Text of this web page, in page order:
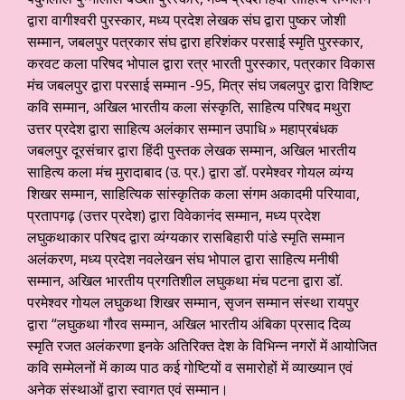
द्वारा वागीश्वरी पुरस्कार, मध्य प्रदेश लेखक संघ द्वारा पुष्कर जोशी
सम्मान, जबलपुर पत्रकार संघ द्वारा हरिशंकर परसाई स्मृति पुरस्कार,
करवट कला परिषद भोपाल द्वारा रत्र भारती पुरस्कार, पत्रकार विकास
मंच जबलपुर द्वारा परसाई सम्मान -95, मित्र संघ जबलपुर द्वारा विशिष्ट
कवि सम्मान, अखिल भारतीय कला संस्कृति, साहित्य परिषद मथुरा
उत्तर प्रदेश द्वारा साहित्य अलंकार सम्मान उपाधि » महाप्रबंधक
जबलपुर दूरसंचार द्वारा हिंदी पुस्तक लेखक सम्मान, अखिल भारतीय
साहित्य कला मंच मुरादाबाद (उ. प्र.) द्वारा डॉ. परमेश्वर गोयल व्यंग्य
शिखर सम्मान, साहित्यिक सांस्कृतिक कला संगम अकादमी परियावा,
प्रतापगढ़ (उत्तर प्रदेश) द्वारा विवेकानंद सम्मान, मध्य प्रदेश
लघुकथाकार परिषद द्वारा व्यंग्यकार रासबिहारी पांडे स्मृति सम्मान
अलंकरण, मध्य प्रदेश नवलेखन संघ भोपाल द्वारा साहित्य मनीषी
सम्मान, अखिल भारतीय प्रगतिशील लघुकथा मंच पटना द्वारा डॉ.
परमेश्वर गोयल लघुकथा शिखर सम्मान, सृजन सम्मान संस्था रायपुर
द्वारा “लघुकथा गौरव सम्मान, अखिल भारतीय अंबिका प्रसाद दिव्य
स्मृति रजत अलंकरणा इनके अतिरिक्त देश के विभिन्न नगरों में आयोजित
कवि सम्मेलनों में काव्य पाठ कई गोष्टियों व समारोहों में व्याख्यान एवं
अनेक संस्थाओं द्वारा स्वागत एवं सम्मान।